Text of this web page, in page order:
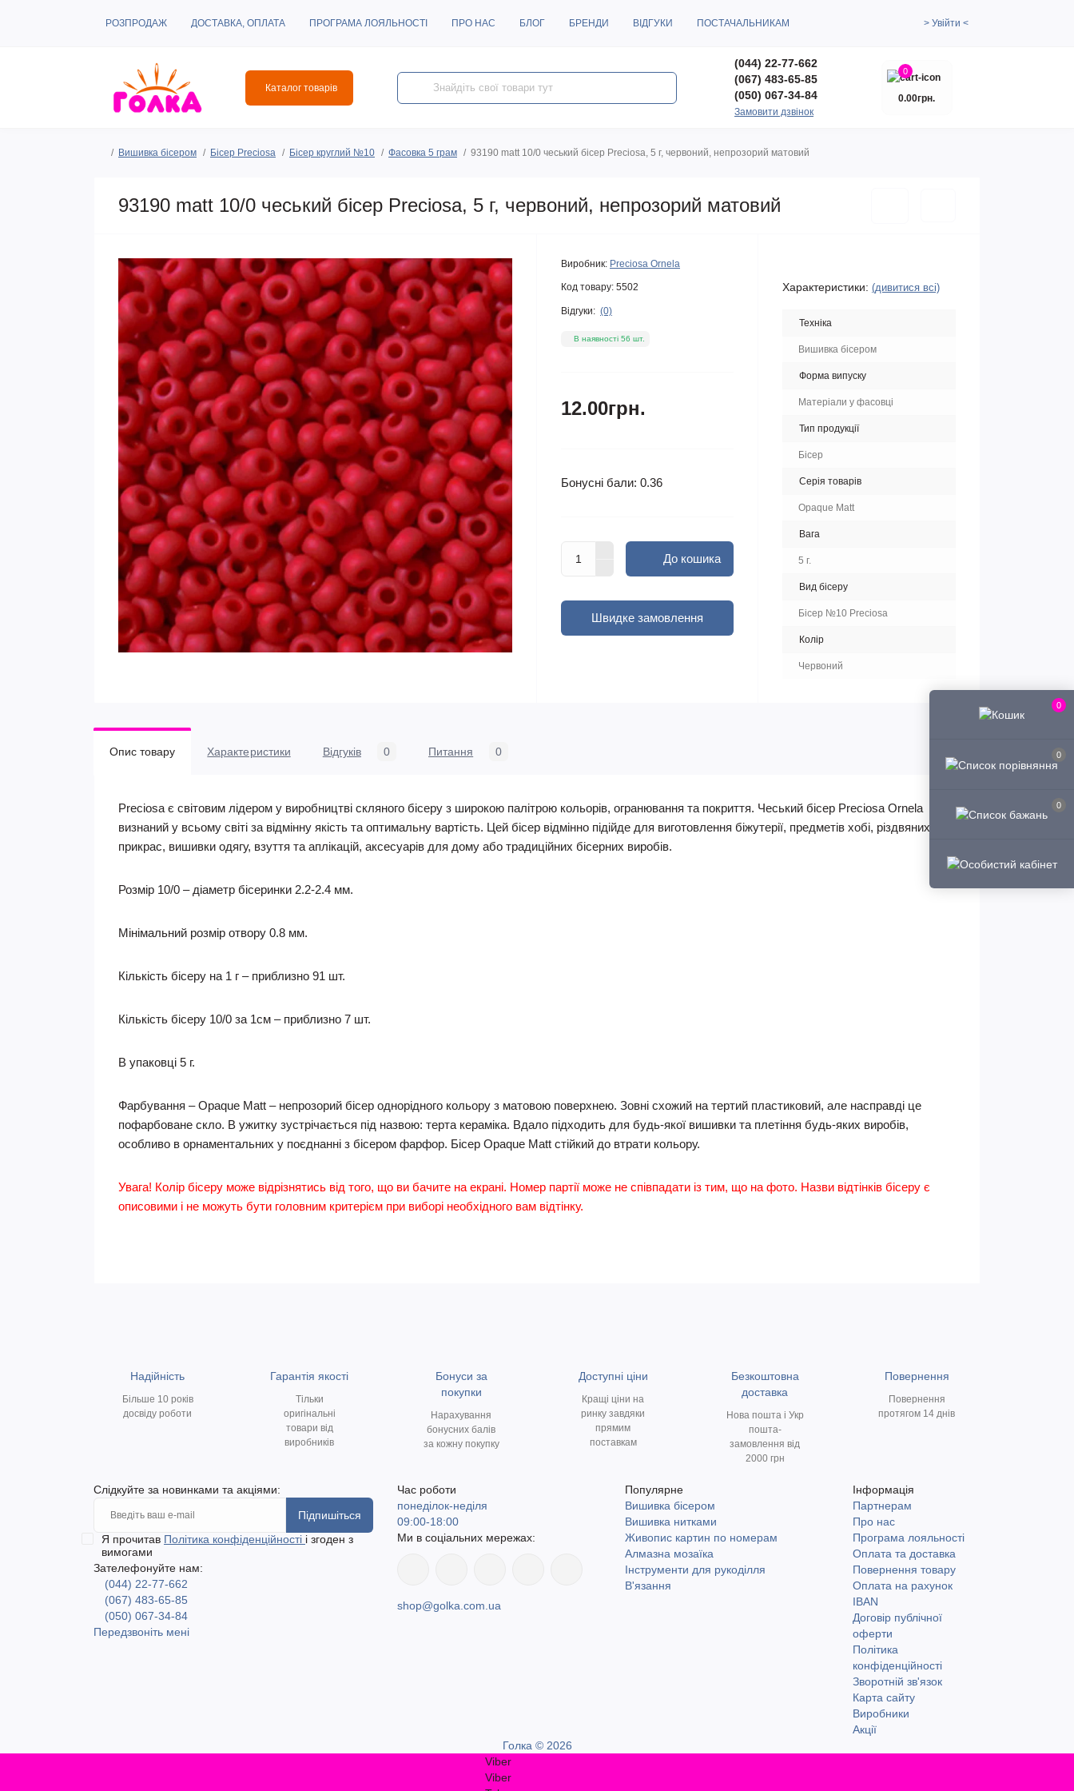
0
0
0
РОЗПРОДАЖ ДОСТАВКА, ОПЛАТА ПРОГРАМА ЛОЯЛЬНОСТІ ПРО НАС БЛОГ БРЕНДИ ВІДГУКИ ПОСТАЧАЛЬНИКАМ > Увійти <
Каталог товарів
(044) 22-77-662
(067) 483-65-85
(050) 067-34-84
Замовити дзвінок
0
0.00грн.
Вишивка бісером Бісер Preciosa Бісер круглий №10 Фасовка 5 грам 93190 matt 10/0 чеський бісер Preciosa, 5 г, червоний, непрозорий матовий
93190 matt 10/0 чеський бісер Preciosa, 5 г, червоний, непрозорий матовий
Виробник: Preciosa Ornela
Код товару: 5502
Відгуки: (0)
В наявності 56 шт.
12.00грн.
Бонусні бали: 0.36
До кошика
Швидке замовлення
Характеристики: (дивитися всі)
Техніка
Вишивка бісером
Форма випуску
Матеріали у фасовці
Тип продукції
Бісер
Серія товарів
Opaque Matt
Вага
5 г.
Вид бісеру
Бісер №10 Preciosa
Колір
Червоний
Опис товару Характеристики Відгуків 0 Питання 0
Preciosa є світовим лідером у виробництві скляного бісеру з широкою палітрою кольорів, огранювання та покриття. Чеський бісер Preciosa Ornela
визнаний у всьому світі за відмінну якість та оптимальну вартість. Цей бісер відмінно підійде для виготовлення біжутерії, предметів хобі, різдвяних
прикрас, вишивки одягу, взуття та аплікацій, аксесуарів для дому або традиційних бісерних виробів.
Розмір 10/0 – діаметр бісеринки 2.2-2.4 мм.
Мінімальний розмір отвору 0.8 мм.
Кількість бісеру на 1 г – приблизно 91 шт.
Кількість бісеру 10/0 за 1см – приблизно 7 шт.
В упаковці 5 г.
Фарбування – Opaque Matt – непрозорий бісер однорідного кольору з матовою поверхнею. Зовні схожий на тертий пластиковий, але насправді це
пофарбоване скло. В ужитку зустрічається під назвою: терта кераміка. Вдало підходить для будь-якої вишивки та плетіння будь-яких виробів,
особливо в орнаментальних у поєднанні з бісером фарфор. Бісер Opaque Matt стійкий до втрати кольору.
Увага! Колір бісеру може відрізнятись від того, що ви бачите на екрані. Номер партії може не співпадати із тим, що на фото. Назви відтінків бісеру є
описовими і не можуть бути головним критерієм при виборі необхідного вам відтінку.
Надійність
Більше 10 років
досвіду роботи
Гарантія якості
Тільки
оригінальні
товари від
виробників
Бонуси за
покупки
Нарахування
бонусних балів
за кожну покупку
Доступні ціни
Кращі ціни на
ринку завдяки
прямим
поставкам
Безкоштовна
доставка
Нова пошта і Укр
пошта-
замовлення від
2000 грн
Повернення
Повернення
протягом 14 днів
Слідкуйте за новинками та акціями:
Підпишіться
Я прочитав Політика конфіденційності і згоден з
вимогами
Зателефонуйте нам:
(044) 22-77-662
(067) 483-65-85
(050) 067-34-84
Передзвоніть мені
Час роботи
понеділок-неділя
09:00-18:00
Ми в соціальних мережах:
shop@golka.com.ua
Популярне
Вишивка бісером
Вишивка нитками
Живопис картин по номерам
Алмазна мозаїка
Інструменти для рукоділля
В'язання
Інформація
Партнерам
Про нас
Програма лояльності
Оплата та доставка
Повернення товару
Оплата на рахунок
IBAN
Договір публічної
оферти
Політика
конфіденційності
Зворотній зв'язок
Карта сайту
Виробники
Акції
Голка © 2026
Viber
Viber